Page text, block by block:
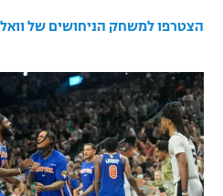
לוח דרושים – ג'ובנט
תגיות
המגזין
הצטרפו למשחק הניחושים של